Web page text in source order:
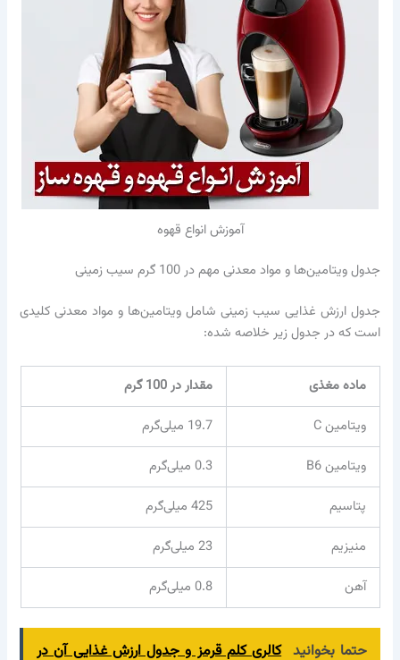
آموزش انواع قهوه
جدول ویتامین‌ها و مواد معدنی مهم در 100 گرم سیب زمینی
جدول ارزش غذایی سیب زمینی شامل ویتامین‌ها و مواد معدنی کلیدی
است که در جدول زیر خلاصه شده:
ماده مغذی
مقدار در 100 گرم
ویتامین C
19.7 میلی‌گرم
ویتامین B6
0.3 میلی‌گرم
پتاسیم
425 میلی‌گرم
منیزیم
23 میلی‌گرم
آهن
0.8 میلی‌گرم
حتما بخوانید کالری کلم قرمز و جدول ارزش غذایی آن در